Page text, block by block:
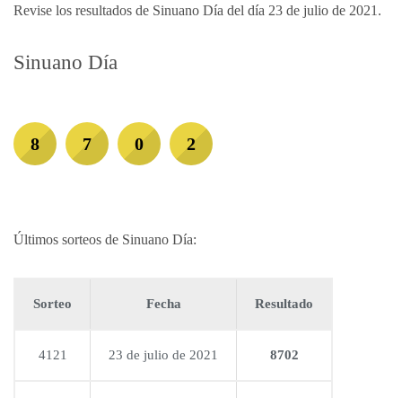
Revise los resultados de Sinuano Día del día 23 de julio de 2021.
Sinuano Día
8 7 0 2
Últimos sorteos de Sinuano Día:
Sorteo Fecha Resultado
4121 23 de julio de 2021 8702